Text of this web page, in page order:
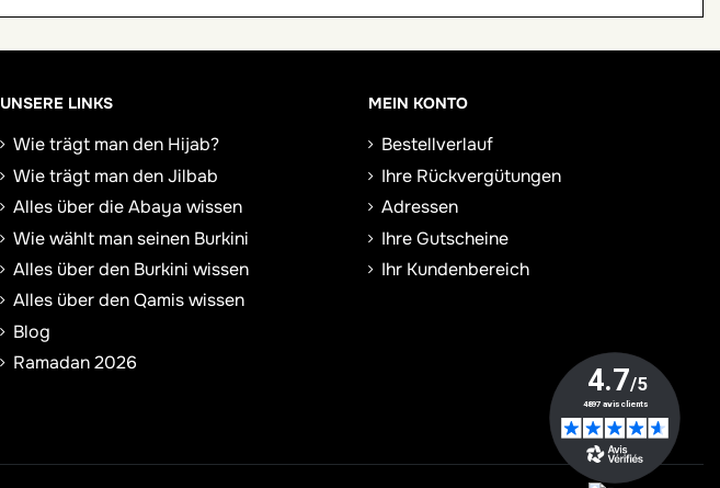
UNSERE LINKS
Wie trägt man den Hijab?
Wie trägt man den Jilbab
Alles über die Abaya wissen
Wie wählt man seinen Burkini
Alles über den Burkini wissen
Alles über den Qamis wissen
Blog
Ramadan 2026
MEIN KONTO
Bestellverlauf
Ihre Rückvergütungen
Adressen
Ihre Gutscheine
Ihr Kundenbereich